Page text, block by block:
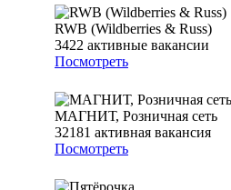
RWB (Wildberries & Russ)
3422 активные вакансии
Посмотреть
МАГНИТ, Розничная сеть
32181 активная вакансия
Посмотреть